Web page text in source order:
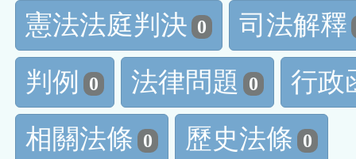
憲法法庭判決 0
司法解釋
判例
0 法律問題 0
行政
相關法條 0 歷史法條 0